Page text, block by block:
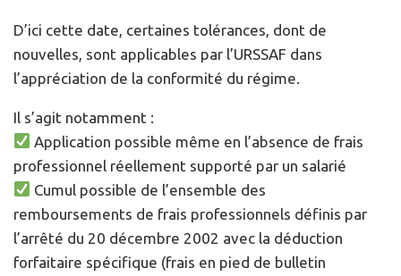
D’ici cette date, certaines tolérances, dont de
nouvelles, sont applicables par l’URSSAF dans
l’appréciation de la conformité du régime.
Il s’agit notamment :
Application possible même en l’absence de frais
professionnel réellement supporté par un salarié
Cumul possible de l’ensemble des
remboursements de frais professionnels définis par
l’arrêté du 20 décembre 2002 avec la déduction
forfaitaire spécifique (frais en pied de bulletin